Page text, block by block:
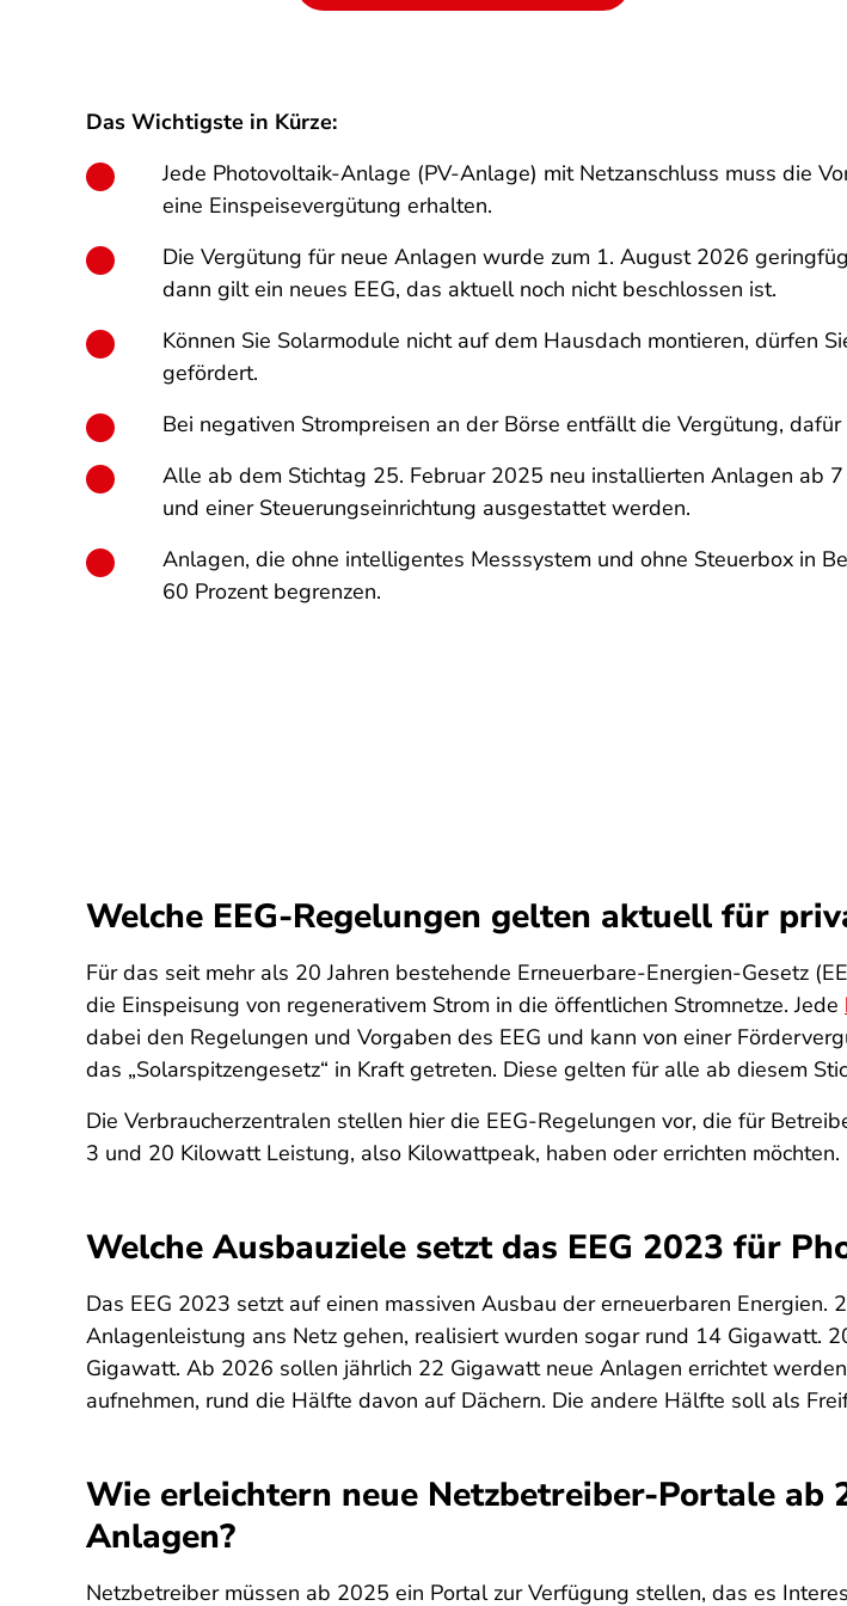
Das Wichtigste in Kürze:
Jede Photovoltaik-Anlage (PV-Anlage) mit Netzanschluss muss die
eine Einspeisevergütung erhalten.
Die Vergütung für neue Anlagen wurde zum 1. August 2026
dann gilt ein neues EEG, das aktuell noch nicht beschlossen ist.
Können Sie Solarmodule nicht auf dem Hausdach montieren, dürfen
gefördert.
Bei negativen Strompreisen an der Börse entfällt die Vergütung,
Alle ab dem Stichtag 25. Februar 2025 neu installierten Anlagen ab
und einer Steuerungseinrichtung ausgestattet werden.
Anlagen, die ohne intelligentes Messsystem und ohne Steuerbox in
60 Prozent begrenzen.
Welche EEG-Regelungen gelten aktuell für
Für das seit mehr als 20 Jahren bestehende Erneuerbare-Energien-Gesetz
die Einspeisung von regenerativem Strom in die öffentlichen Stromnetze. Jede
dabei den Regelungen und Vorgaben des EEG und kann von einer
das „Solarspitzengesetz“ in Kraft getreten. Diese gelten für alle ab diesem
Die Verbraucherzentralen stellen hier die EEG-Regelungen vor, die für
3 und 20 Kilowatt Leistung, also Kilowattpeak, haben oder errichten möchten.
Welche Ausbauziele setzt das EEG 2023 für
Das EEG 2023 setzt auf einen massiven Ausbau der erneuerbaren
Anlagenleistung ans Netz gehen, realisiert wurden sogar rund 14 Gigawatt.
Gigawatt. Ab 2026 sollen jährlich 22 Gigawatt neue Anlagen errichtet
aufnehmen, rund die Hälfte davon auf Dächern. Die andere Hälfte soll als
Wie erleichtern neue Netzbetreiber-Portale
Anlagen?
Netzbetreiber müssen ab 2025 ein Portal zur Verfügung stellen, das es